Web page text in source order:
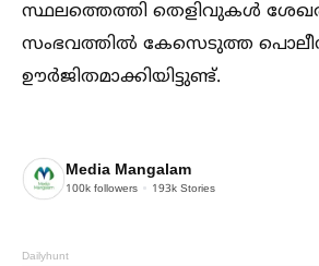
സ്ഥലത്തെത്തി തെളിവുകള്‍
സംഭവത്തില്‍ കേസെടുത്ത
ഊർജിതമാക്കിയിട്ടുണ്ട്.
Media Mangalam
100k followers 193k Stories
Dailyhunt